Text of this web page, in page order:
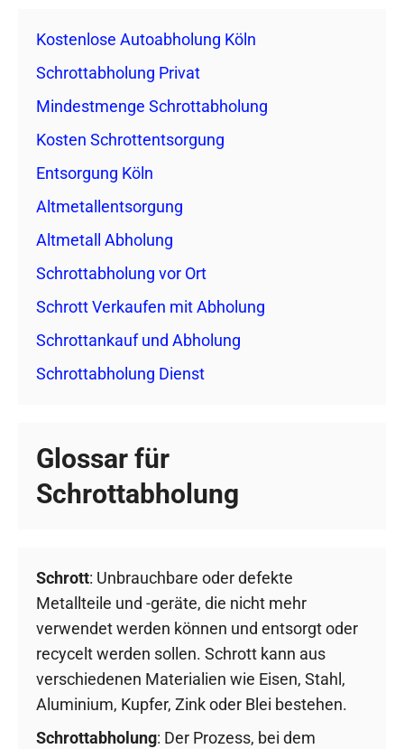
Kostenlose Autoabholung Köln
Schrottabholung Privat
Mindestmenge Schrottabholung
Kosten Schrottentsorgung
Entsorgung Köln
Altmetallentsorgung
Altmetall Abholung
Schrottabholung vor Ort
Schrott Verkaufen mit Abholung
Schrottankauf und Abholung
Schrottabholung Dienst
Glossar für
Schrottabholung
Schrott: Unbrauchbare oder defekte
Metallteile und -geräte, die nicht mehr
verwendet werden können und entsorgt oder
recycelt werden sollen. Schrott kann aus
verschiedenen Materialien wie Eisen, Stahl,
Aluminium, Kupfer, Zink oder Blei bestehen.
Schrottabholung: Der Prozess, bei dem